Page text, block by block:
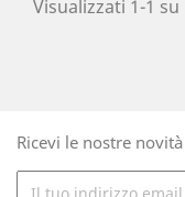
Visualizzati 1-1
Ricevi le nostre